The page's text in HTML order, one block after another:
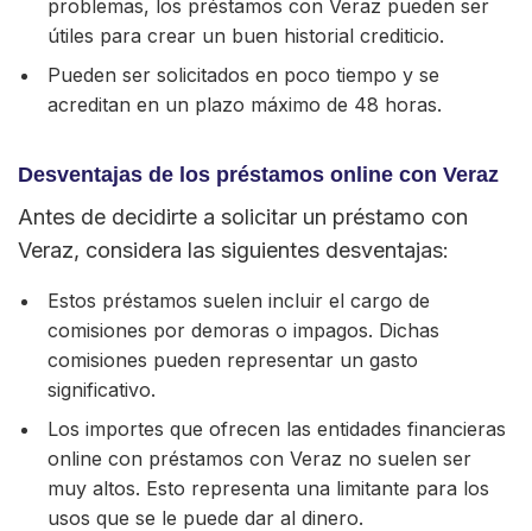
problemas, los préstamos con Veraz pueden ser
útiles para crear un buen historial crediticio.
Pueden ser solicitados en poco tiempo y se
acreditan en un plazo máximo de 48 horas.
Desventajas de los préstamos online con Veraz
Antes de decidirte a solicitar un préstamo con
Veraz, considera las siguientes desventajas:
Estos préstamos suelen incluir el cargo de
comisiones por demoras o impagos. Dichas
comisiones pueden representar un gasto
significativo.
Los importes que ofrecen las entidades financieras
online con préstamos con Veraz no suelen ser
muy altos. Esto representa una limitante para los
usos que se le puede dar al dinero.